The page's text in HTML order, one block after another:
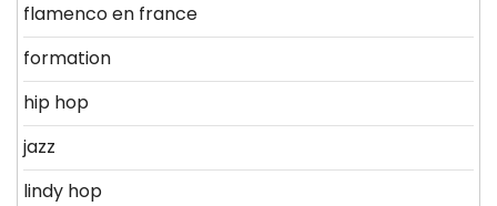
flamenco en france
formation
hip hop
jazz
lindy hop